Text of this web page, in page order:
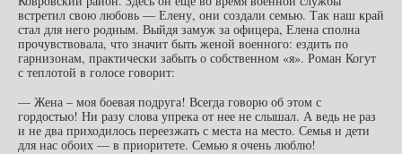
встретил свою любовь — Елену, они создали семью. Так наш край
стал для него родным. Выйдя замуж за офицера, Елена сполна
прочувствовала, что значит быть женой военного: ездить по
гарнизонам, практически забыть о собственном «я». Роман Когут
с теплотой в голосе говорит:
— Жена – моя боевая подруга! Всегда говорю об этом с
гордостью! Ни разу слова упрека от нее не слышал. А ведь не раз
и не два приходилось переезжать с места на место. Семья и дети
для нас обоих — в приоритете. Семью я очень люблю!